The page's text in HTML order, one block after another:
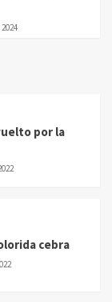
por la
cebra